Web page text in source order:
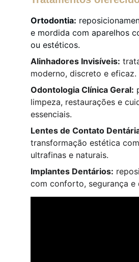
Ortodontia:
e mordida com aparelhos
ou estéticos.
Alinhadores Invisíveis:
moderno, discreto e eficaz.
Odontologia Clínica Geral:
limpeza, restaurações e
essenciais.
Lentes de Contato
transformação estética
ultrafinas e naturais.
Implantes Dentários:
com conforto, segurança e